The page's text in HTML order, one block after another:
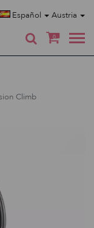
Español Austria
0
Climb